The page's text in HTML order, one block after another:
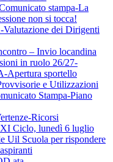
stampa-La
non si tocca!
dei Dirigenti
– Invio locandina
in ruolo 26/27-
Apertura sportello
e Utilizzazioni
Stampa-Piano
Ricorsi
Ciclo, lunedì 6 luglio
Uil Scuola per rispondere